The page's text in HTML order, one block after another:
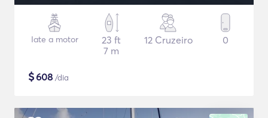
Iate a motor
23 ft
7 m
12 Cruzeiro 0
$608 /dia